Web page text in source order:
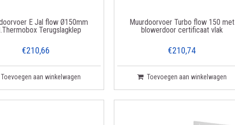
E Jal flow Ø150mm
Terugslagklep
€210,66
Toevoegen aan winkelwagen
Muurdoorvoer Turbo flow 150 met
blowerdoor certificaat vlak
€210,74
Toevoegen aan winkelwagen